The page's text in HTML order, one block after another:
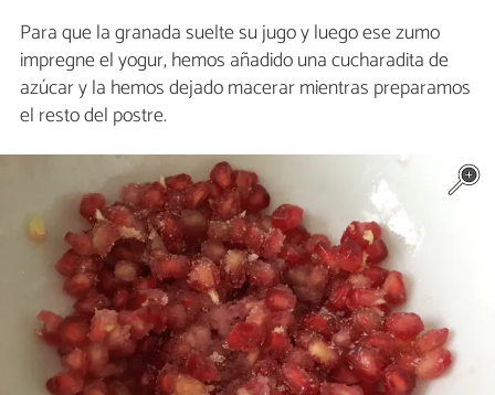
Para que la granada suelte su jugo y luego ese zumo
impregne el yogur, hemos añadido una cucharadita de
azúcar y la hemos dejado macerar mientras preparamos
el resto del postre.